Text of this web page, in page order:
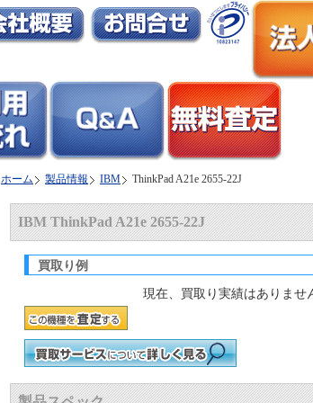
ホーム 製品情報 IBM ThinkPad A21e 2655-22J
IBM ThinkPad A21e 2655-22J
買取り例
現在、買取り実績はありませ